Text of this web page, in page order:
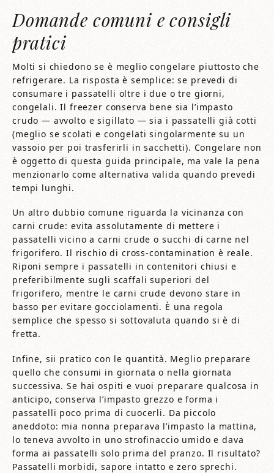
Domande comuni e consigli
pratici
Molti si chiedono se è meglio congelare piuttosto che
refrigerare. La risposta è semplice: se prevedi di
consumare i passatelli oltre i due o tre giorni,
congelali. Il freezer conserva bene sia l’impasto
crudo — avvolto e sigillato — sia i passatelli già cotti
(meglio se scolati e congelati singolarmente su un
vassoio per poi trasferirli in sacchetti). Congelare non
è oggetto di questa guida principale, ma vale la pena
menzionarlo come alternativa valida quando prevedi
tempi lunghi.
Un altro dubbio comune riguarda la vicinanza con
carni crude: evita assolutamente di mettere i
passatelli vicino a carni crude o succhi di carne nel
frigorifero. Il rischio di cross-contamination è reale.
Riponi sempre i passatelli in contenitori chiusi e
preferibilmente sugli scaffali superiori del
frigorifero, mentre le carni crude devono stare in
basso per evitare gocciolamenti. È una regola
semplice che spesso si sottovaluta quando si è di
fretta.
Infine, sii pratico con le quantità. Meglio preparare
quello che consumi in giornata o nella giornata
successiva. Se hai ospiti e vuoi preparare qualcosa in
anticipo, conserva l’impasto grezzo e forma i
passatelli poco prima di cuocerli. Da piccolo
aneddoto: mia nonna preparava l’impasto la mattina,
lo teneva avvolto in uno strofinaccio umido e dava
forma ai passatelli solo prima del pranzo. Il risultato?
Passatelli morbidi, sapore intatto e zero sprechi.